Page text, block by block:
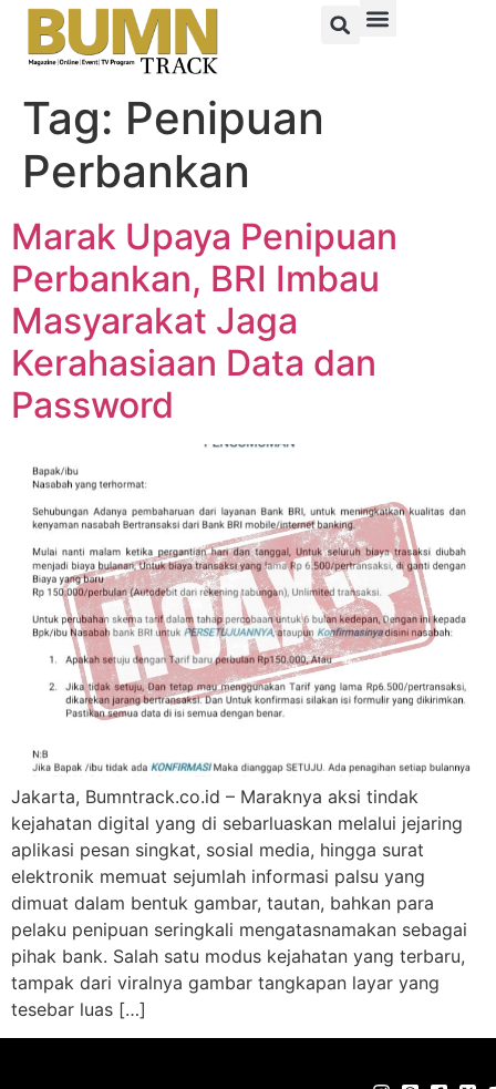
Tag: Penipuan
Perbankan
Marak Upaya Penipuan
Perbankan, BRI Imbau
Masyarakat Jaga
Kerahasiaan Data dan
Password
Jakarta, Bumntrack.co.id – Maraknya aksi tindak
kejahatan digital yang di sebarluaskan melalui jejaring
aplikasi pesan singkat, sosial media, hingga surat
elektronik memuat sejumlah informasi palsu yang
dimuat dalam bentuk gambar, tautan, bahkan para
pelaku penipuan seringkali mengatasnamakan sebagai
pihak bank. Salah satu modus kejahatan yang terbaru,
tampak dari viralnya gambar tangkapan layar yang
tesebar luas […]